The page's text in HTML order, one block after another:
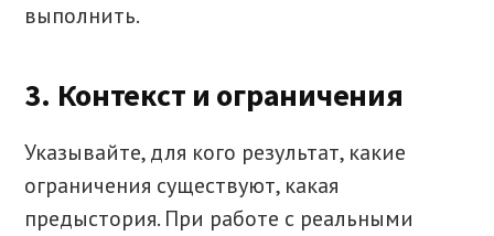
выполнить.
3. Контекст и ограничения
Указывайте, для кого результат, какие
ограничения существуют, какая
предыстория. При работе с реальными